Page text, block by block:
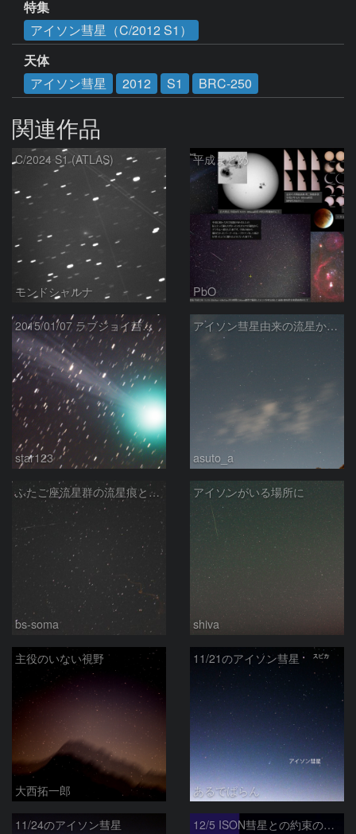
特集
アイソン彗星（C/2012 S1）
天体
アイソン彗星
2012 S1 BRC-250
関連作品
C/2024 S1 (ATLAS)
モンドシャルナ
平成まとめ
PbO
2015/01/07 ラブジョイ彗星(C/2014Q2)
star123
アイソン彗星由来の流星か☆彡
asuto_a
ふたご座流星群の流星痕と散在流星
bs-soma
アイソンがいる場所に
shiva
主役のいない視野
大西拓一郎
11/21のアイソン彗星
あるでばらん
11/24のアイソン彗星 12/5 ISON彗星との約束の地へ